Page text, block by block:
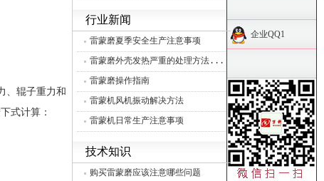
、辊子重力和
式计算：
行业新闻
雷蒙磨夏季安全生产注意事项
雷蒙磨外壳发热严重的处理方法...
雷蒙磨操作指南
雷蒙机风机振动解决方法
雷蒙机日常生产注意事项
技术知识
购买雷蒙磨应该注意哪些问题
企业QQ1